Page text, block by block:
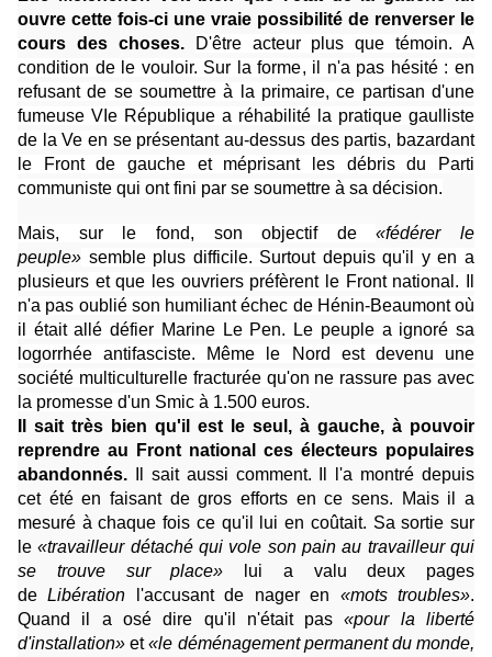
ouvre cette fois-ci une vraie possibilité de renverser le
cours des choses.
D'être acteur plus que témoin. A
condition de le vouloir. Sur la forme, il n'a pas hésité : en
refusant de se soumettre à la primaire, ce partisan d'une
fumeuse VIe République a réhabilité la pratique gaulliste
de la Ve en se présentant au-dessus des partis, bazardant
le Front de gauche et méprisant les débris du Parti
communiste qui ont fini par se soumettre à sa décision.
Mais, sur le fond, son objectif de«fédérer le
peuple» semble plus difficile. Surtout depuis qu'il y en a
plusieurs et que les ouvriers préfèrent le Front national. Il
n'a pas oublié son humiliant échec de Hénin-Beaumont où
il était allé défier Marine Le Pen. Le peuple a ignoré sa
logorrhée antifasciste. Même le Nord est devenu une
société multiculturelle fracturée qu'on ne rassure pas avec
la promesse d'un Smic à 1.500 euros.
Il sait très bien qu'il est le seul, à gauche, à pouvoir
reprendre au Front national ces électeurs populaires
abandonnés. Il sait aussi comment. Il l'a montré depuis
cet été en faisant de gros efforts en ce sens. Mais il a
mesuré à chaque fois ce qu'il lui en coûtait. Sa sortie sur
le«travailleur détaché qui vole son pain au travailleur qui
se trouve sur place» lui a valu deux pages
deLibération l'accusant de nager en «mots troubles».
Quand il a osé dire qu'il n'était pas«pour la liberté
d'installation» et«le déménagement permanent du monde,